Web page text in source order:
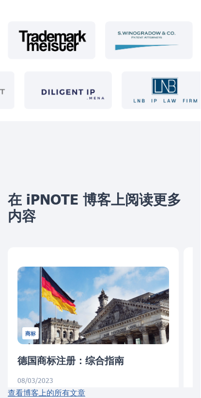
在 iPNOTE 博客上阅读更多
内容
商标
德国商标注册：综合指南
08/03/2023
查看博客上的所有文章